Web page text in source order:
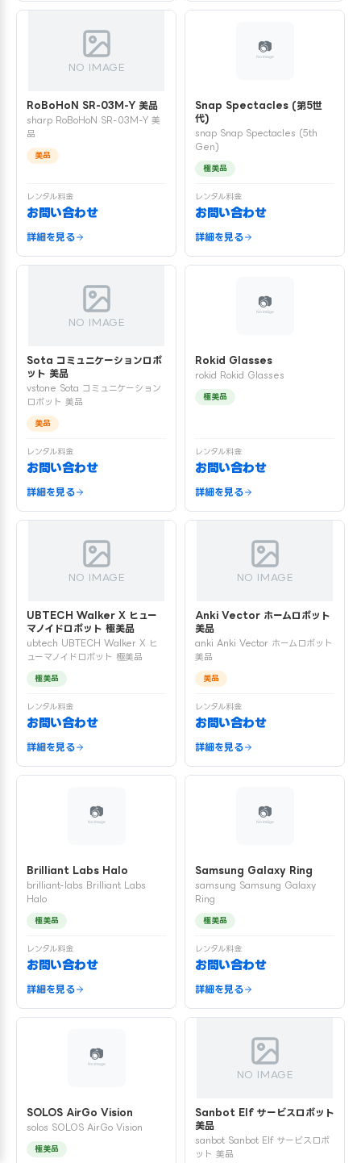
NO IMAGE
RoBoHoN SR-03M-Y 美品
sharp RoBoHoN SR-03M-Y 美
品
美品
レンタル料金
お問い合わせ
詳細を見る
Snap Spectacles (第5世
代)
snap Snap Spectacles (5th
Gen)
極美品
レンタル料金
お問い合わせ
詳細を見る
NO IMAGE
Sota コミュニケーションロボ
ット 美品
vstone Sota コミュニケーション
ロボット 美品
美品
レンタル料金
お問い合わせ
詳細を見る
Rokid Glasses
rokid Rokid Glasses
極美品
レンタル料金
お問い合わせ
詳細を見る
NO IMAGE
UBTECH Walker X ヒュー
マノイドロボット 極美品
ubtech UBTECH Walker X ヒ
ューマノイドロボット 極美品
極美品
レンタル料金
お問い合わせ
詳細を見る
NO IMAGE
Anki Vector ホームロボット
美品
anki Anki Vector ホームロボット
美品
美品
レンタル料金
お問い合わせ
詳細を見る
Brilliant Labs Halo
brilliant-labs Brilliant Labs
Halo
極美品
レンタル料金
お問い合わせ
詳細を見る
Samsung Galaxy Ring
samsung Samsung Galaxy
Ring
極美品
レンタル料金
お問い合わせ
詳細を見る
SOLOS AirGo Vision
solos SOLOS AirGo Vision
極美品
NO IMAGE
Sanbot Elf サービスロボット
美品
sanbot Sanbot Elf サービスロボ
ット 美品